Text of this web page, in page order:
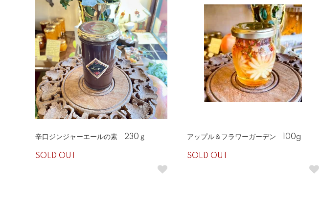
辛口ジンジャーエールの素 230ｇ
SOLD OUT
アップル＆フラワーガーデン 100g
SOLD OUT